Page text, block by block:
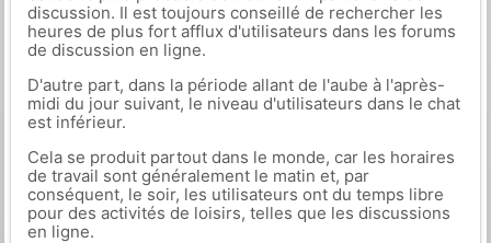
discussion. Il est toujours conseillé de rechercher les
heures de plus fort afflux d'utilisateurs dans les forums
de discussion en ligne.
D'autre part, dans la période allant de l'aube à l'après-
midi du jour suivant, le niveau d'utilisateurs dans le chat
est inférieur.
Cela se produit partout dans le monde, car les horaires
de travail sont généralement le matin et, par
conséquent, le soir, les utilisateurs ont du temps libre
pour des activités de loisirs, telles que les discussions
en ligne.